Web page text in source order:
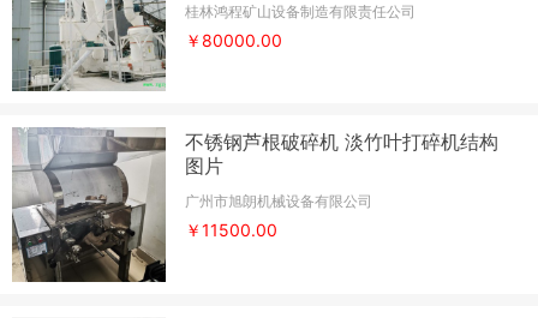
桂林鸿程矿山设备制造有限责任公司
￥80000.00
不锈钢芦根破碎机 淡竹叶打碎机结构
图片
广州市旭朗机械设备有限公司
￥11500.00